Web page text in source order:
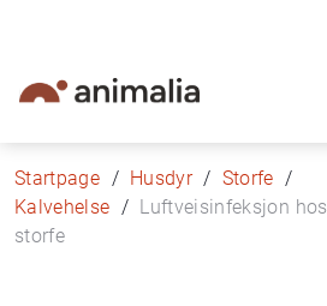
Startpage Husdyr
Storfe
Kalvehelse
Luftveisinfeksjon hos
storfe